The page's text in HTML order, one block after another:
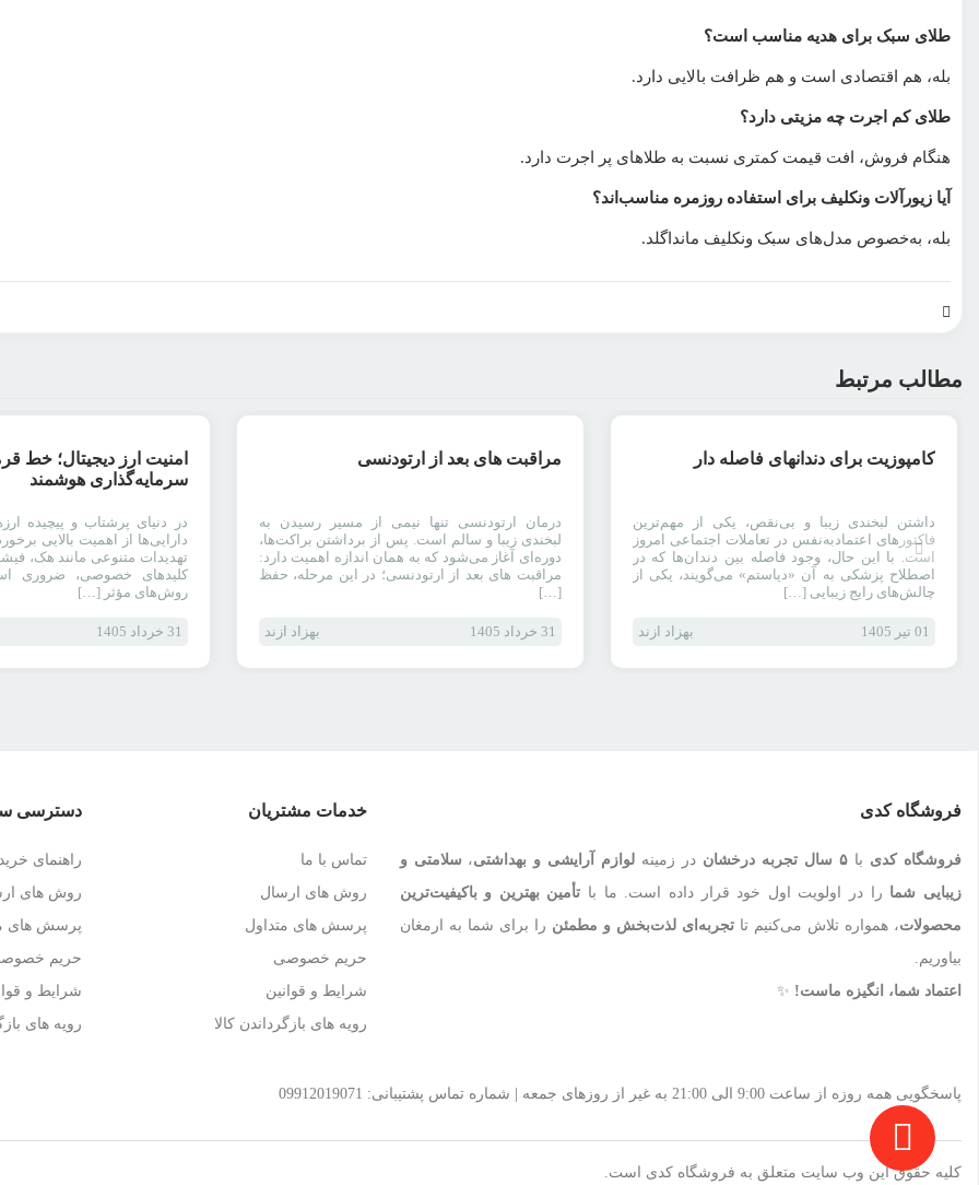
طلای سبک برای هدیه مناسب است؟
بله، هم اقتصادی است و هم ظرافت بالایی دارد.
طلای کم اجرت چه مزیتی دارد؟
هنگام فروش، افت قیمت کمتری نسبت به طلاهای پر اجرت دارد.
آیا زیورآلات ونکلیف برای استفاده روزمره مناسب‌اند؟
بله، به‌خصوص مدل‌های سبک ونکلیف مانداگلد.
مطالب مرتبط
رپورتاژ آگهیکامپوزیت برای دندانهای فاصله دار
داشتن لبخندی زیبا و بی‌نقص، یکی از مهم‌ترین
فاکتورهای اعتمادبه‌نفس در تعاملات اجتماعی امروز
است. با این حال، وجود فاصله بین دندان‌ها که در
اصطلاح پزشکی به آن «دیاستم» می‌گویند، یکی از
چالش‌های رایج زیبایی […]
01 تیر 1405 بهزاد ازند
مراقبت‌ های بعد از ارتودنسی
درمان ارتودنسی تنها نیمی از مسیر رسیدن به
لبخندی زیبا و سالم است. پس از برداشتن براکت‌ها،
دوره‌ای آغاز می‌شود که به همان اندازه‌ اهمیت دارد:
مراقبت‌ های بعد از ارتودنسی؛ در این مرحله، حفظ
[…]
31 خرداد 1405 بهزاد ازند
امنیت ارز دیجیتال؛ خط
سرمایه‌گذاری هوشمند
در دنیای پرشتاب و پیچیده
دارایی‌ها از اهمیت بالایی
تهدیدات متنوعی مانند هک،
کلیدهای خصوصی، ضروری
روش‌های مؤثر […]
31 خرداد 1405
فروشگاه کدی
فروشگاه کدی با ۵ سال تجربه درخشان در زمینه لوازم آرایشی و بهداشتی، سلامتی و
زیبایی شما را در اولویت اول خود قرار داده است. ما با تأمین بهترین و باکیفیت‌ترین
محصولات، همواره تلاش می‌کنیم تاتجربه‌ای لذت‌بخش و مطمئن را برای شما به ارمغان
بیاوریم.
اعتماد شما، انگیزه ماست! ✨
خدمات مشتریان
تماس با ما
روش های ارسال
پرسش های متداول
حریم خصوصی
شرایط و قوانین
رویه های بازگرداندن کالا
دسترسی
راهنمای
روش های
پرسش های
حریم
شرایط و
رویه های
پاسخگویی همه روزه از ساعت 9:00 الی 21:00 به غیر از روزهای جمعه | شماره تماس پشتیبانی: 09912019071
کلیه حقوق این وب سایت متعلق به فروشگاه کدی است.